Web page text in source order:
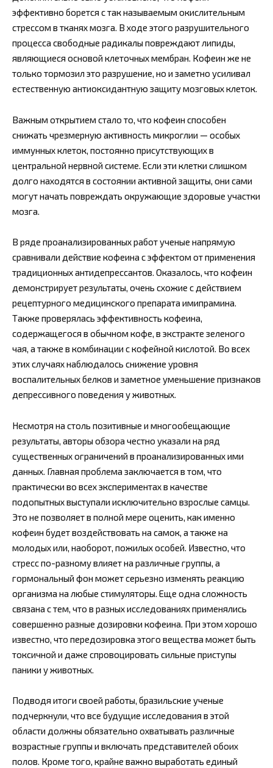
эффективно борется с так называемым окислительным
стрессом в тканях мозга. В ходе этого разрушительного
процесса свободные радикалы повреждают липиды,
являющиеся основой клеточных мембран. Кофеин же не
только тормозил это разрушение, но и заметно усиливал
естественную антиоксидантную защиту мозговых клеток.
Важным открытием стало то, что кофеин способен
снижать чрезмерную активность микроглии — особых
иммунных клеток, постоянно присутствующих в
центральной нервной системе. Если эти клетки слишком
долго находятся в состоянии активной защиты, они сами
могут начать повреждать окружающие здоровые участки
мозга.
В ряде проанализированных работ ученые напрямую
сравнивали действие кофеина с эффектом от применения
традиционных антидепрессантов. Оказалось, что кофеин
демонстрирует результаты, очень схожие с действием
рецептурного медицинского препарата имипрамина.
Также проверялась эффективность кофеина,
содержащегося в обычном кофе, в экстракте зеленого
чая, а также в комбинации с кофейной кислотой. Во всех
этих случаях наблюдалось снижение уровня
воспалительных белков и заметное уменьшение признаков
депрессивного поведения у животных.
Несмотря на столь позитивные и многообещающие
результаты, авторы обзора честно указали на ряд
существенных ограничений в проанализированных ими
данных. Главная проблема заключается в том, что
практически во всех экспериментах в качестве
подопытных выступали исключительно взрослые самцы.
Это не позволяет в полной мере оценить, как именно
кофеин будет воздействовать на самок, а также на
молодых или, наоборот, пожилых особей. Известно, что
стресс по-разному влияет на различные группы, а
гормональный фон может серьезно изменять реакцию
организма на любые стимуляторы. Еще одна сложность
связана с тем, что в разных исследованиях применялись
совершенно разные дозировки кофеина. При этом хорошо
известно, что передозировка этого вещества может быть
токсичной и даже спровоцировать сильные приступы
паники у животных.
Подводя итоги своей работы, бразильские ученые
подчеркнули, что все будущие исследования в этой
области должны обязательно охватывать различные
возрастные группы и включать представителей обоих
полов. Кроме того, крайне важно выработать единый